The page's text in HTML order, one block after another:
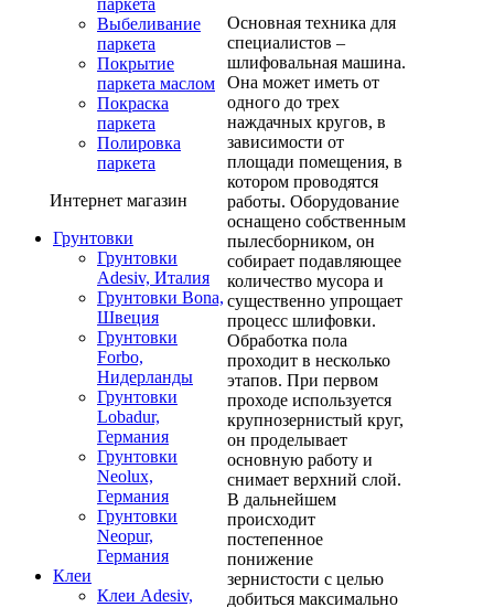
паркета
Выбеливание
паркета
Покрытие
паркета маслом
Покраска
паркета
Полировка
паркета
Интернет магазин
Грунтовки
Грунтовки
Adesiv, Италия
Грунтовки Bona,
Швеция
Грунтовки
Forbo,
Нидерланды
Грунтовки
Lobadur,
Германия
Грунтовки
Neolux,
Германия
Грунтовки
Neopur,
Германия
Клеи
Клеи Adesiv,
Основная техника для
специалистов –
шлифовальная машина.
Она может иметь от
одного до трех
наждачных кругов, в
зависимости от
площади помещения, в
котором проводятся
работы. Оборудование
оснащено собственным
пылесборником, он
собирает подавляющее
количество мусора и
существенно упрощает
процесс шлифовки.
Обработка пола
проходит в несколько
этапов. При первом
проходе используется
крупнозернистый круг,
он проделывает
основную работу и
снимает верхний слой.
В дальнейшем
происходит
постепенное
понижение
зернистости с целью
добиться максимально